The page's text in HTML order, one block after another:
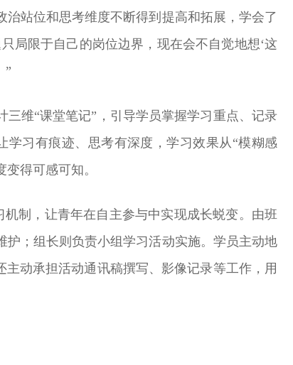
站位和思考维度不断得到提高和拓展，学会了
局限于自己的岗位边界，现在会不自觉地想‘这
”
维“课堂笔记”，引导学员掌握学习重点、记录
习有痕迹、思考有深度，学习效果从“模糊感
得可感可知。
制，让青年在自主参与中实现成长蜕变。由班
；组长则负责小组学习活动实施。学员主动地
动承担活动通讯稿撰写、影像记录等工作，用